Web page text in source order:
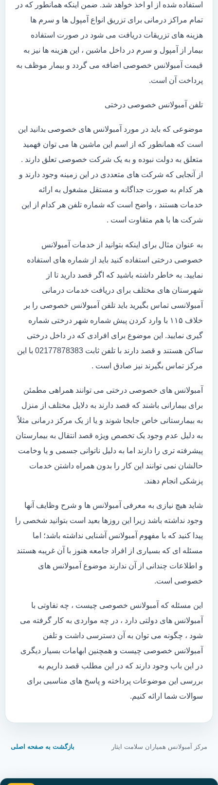
استفاده شده از او اخذ خواهد شد. ضمن اینکه همانطور که در
تمام مراکز درمانی برای تزریق انواع آمپول ها و سرم ها
هزینه های تزریقات دریافت می شود در صورت استفاده
بیمار از آمپول و سرم در داخل ماشین ، این هزینه ها نیز به
قیمت آمبولانس خصوصی اضافه می گردد و بیمار موظف به
پرداخت آن است.
تلفن آمبولانس خصوصی درختی
موضوعی که باید در مورد آمبولانس های خصوصی بدانید این
است که همانطور که از اسم این ماشین ها می توان فهمید
متعلق به دولت نبوده و به یک شرکت خصوصی تعلق دارند .
از آنجایی که شرکت های متعددی در این زمینه وجود دارند و
هر کدام به صورت جداگانه و مستقل مشغول به ارائه
خدمات هستند ، واضح است که شماره تلفن هر کدام از این
شرکت ها با هم متفاوت است .
به عنوان مثال برای اینکه بتوانید از خدمات آمبولانس
خصوصی درختی استفاده کنید باید از شماره های استفاده
نمایید. به خاطر داشته باشید که اگر قصد دارید تا از
شهرستان های مختلف برای دریافت خدمات درمانی
آمبولانسی تماس بگیرید باید تلفن آمبولانس خصوصی را بر
خلاف ۱۱۵ با وارد کردن پیش شماره شهر درختی شماره
گیری نمایید. این موضوع برای افرادی که در داخل درختی
ساکن هستند و قصد دارند با تلفن ثابت 02177878383 با این
مرکز تماس بگیرند نیز صادق است .
آمبولانس های خصوصی درختی می توانند همراهی مطمئن
برای بیمارانی باشند که قصد دارند به دلایل مختلف از منزل
به بیمارستانی خاص جابجا شوند و یا از یک مرکز درمانی مثلاً
به دلیل عدم وجود یک تخصص ویژه قصد انتقال به بیمارستان
پیشرفته تری را دارند اما به دلیل ناتوانی جسمی و یا وخامت
حالشان نمی توانند این کار را بدون همراه داشتن خدمات
پزشکی انجام دهند.
شاید هیچ نیازی به معرفی آمبولانس ها و شرح وظایف آنها
وجود نداشته باشد زیرا این روزها بعید است بتوانید شخصی را
پیدا کنید که با مفهوم آمبولانس آشنایی نداشته باشد؛ اما
مسئله ای که بسیاری از افراد جامعه هنوز با آن غریبه هستند
و اطلاعات چندانی از آن ندارند موضوع آمبولانس های
خصوصی است.
این مسئله که آمبولانس خصوصی چیست ، چه تفاوتی با
آمبولانس های دولتی دارد ، در چه مواردی به کار گرفته می
شود ، چگونه می توان به آن دسترسی داشت و تلفن
آمبولانس خصوصی چیست و همچنین ابهامات بسیار دیگری
در این باب وجود دارند که در این مطلب قصد داریم به
بررسی این موضوعات پرداخته و پاسخ های مناسبی برای
سوالات شما ارائه کنیم.
مرکز آمبولانس همیاران سلامت ایثار بازگشت به صفحه اصلی